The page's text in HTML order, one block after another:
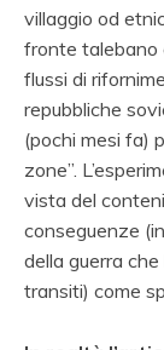
villaggio od
fronte talebano
flussi di
repubbliche
(pochi mesi fa)
zone”.
vista del
conseguenze
della guerra
transiti) come